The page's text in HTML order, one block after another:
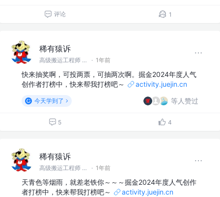
评论 1
稀有猿诉
高级搬运工程师 @稀有猿诉 · 1年前
快来抽奖啊，可投两票，可抽两次啊。掘金2024年度人气
创作者打榜中，快来帮我打榜吧～
activity.juejin.cn
今天学到了 等人赞过
5 4
稀有猿诉
高级搬运工程师 @稀有猿诉 · 1年前
天青色等烟雨，就差老铁你～～～掘金2024年度人气创作
者打榜中，快来帮我打榜吧～
activity.juejin.cn